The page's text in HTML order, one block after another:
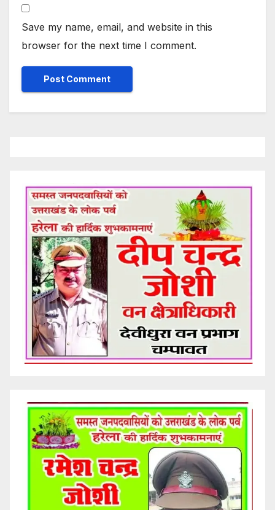
Save my name, email, and website in this
browser for the next time I comment.